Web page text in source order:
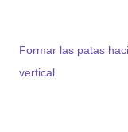
Formar las patas
vertical.